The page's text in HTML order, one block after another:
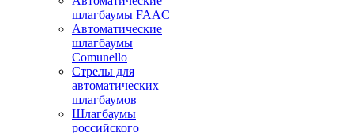
шлагбаумы FAAC
Автоматические
шлагбаумы
Comunello
Стрелы для
автоматических
шлагбаумов
Шлагбаумы
российского